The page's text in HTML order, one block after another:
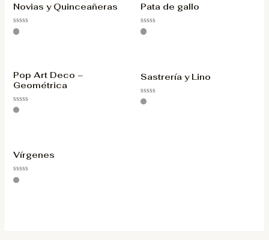
Novias y Quinceañeras
Valorado
Pata de gallo
Valorado
Pop Art Deco –
Geométrica
Valorado
Sastrería y Lino
Valorado
Vírgenes
Valorado